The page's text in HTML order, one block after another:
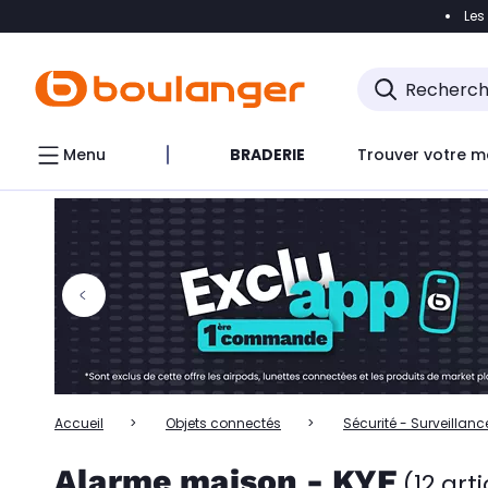
Accéder
Accéder directement au chatbot
Menu BRADERIE Trouver votre
Accueil Objets connectés Sécurité -